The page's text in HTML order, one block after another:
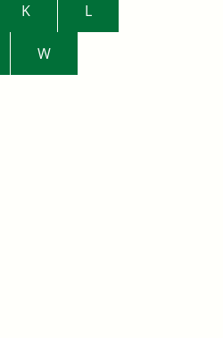
K L
W